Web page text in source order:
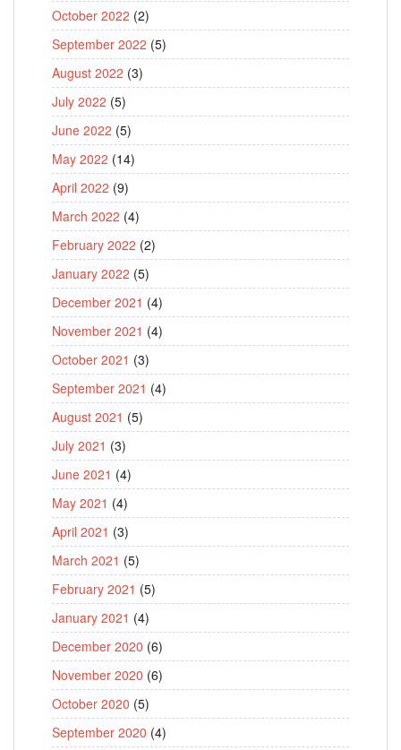
October 2022 (2)
September 2022 (5)
August 2022 (3)
July 2022 (5)
June 2022 (5)
May 2022 (14)
April 2022 (9)
March 2022 (4)
February 2022 (2)
January 2022 (5)
December 2021 (4)
November 2021 (4)
October 2021 (3)
September 2021 (4)
August 2021 (5)
July 2021 (3)
June 2021 (4)
May 2021 (4)
April 2021 (3)
March 2021 (5)
February 2021 (5)
January 2021 (4)
December 2020 (6)
November 2020 (6)
October 2020 (5)
September 2020 (4)